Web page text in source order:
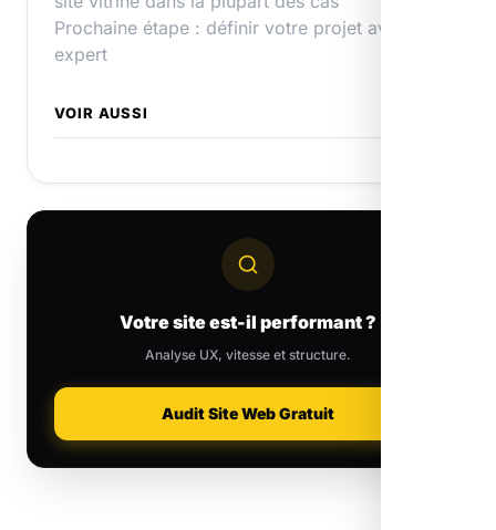
Prochaine étape : définir votre projet avec un
expert
VOIR AUSSI
Votre site est-il performant ?
Analyse UX, vitesse et structure.
Audit Site Web Gratuit